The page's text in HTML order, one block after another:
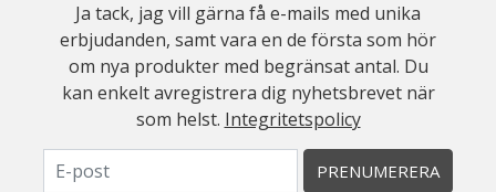
Ja tack, jag vill gärna få e-mails med unika
erbjudanden, samt vara en de första som hör
om nya produkter med begränsat antal. Du
kan enkelt avregistrera dig nyhetsbrevet när
som helst. Integritetspolicy
PRENUMERERA